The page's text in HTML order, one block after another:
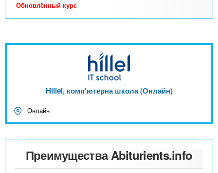
Обновлённый курс
Hillel, комп'ютерна школа (Онлайн)
Онлайн
Преимущества Abiturients.info